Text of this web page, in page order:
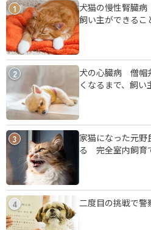
1
犬猫の慢性腎臓
飼い主ができるこ
2
犬の心臓病 僧帽
くなるまで、飼
3
家猫になった元
る 完全室内飼育
4 二度目の挑戦で警